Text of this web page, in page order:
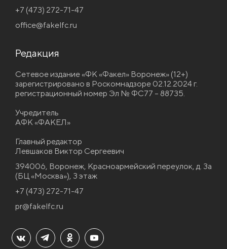
+7 (473) 272-71-47
office@fakelfc.ru
Редакция
Сетевое издание «ФК «Факел» Воронеж» (12+)
зарегистрировано в Роскомнадзоре 02.12.2024 г.
регистрационный номер Эл № ФС77 – 88735.
Учредитель
АФК «ФАКЕЛ»
Главный редактор
Левшаков Виктор Сергеевич
394006, Воронеж, Красноармейский переулок, д. 3а
(БЦ «Москва»), 3 этаж
+7 (473) 272-71-47
pr@fakelfc.ru